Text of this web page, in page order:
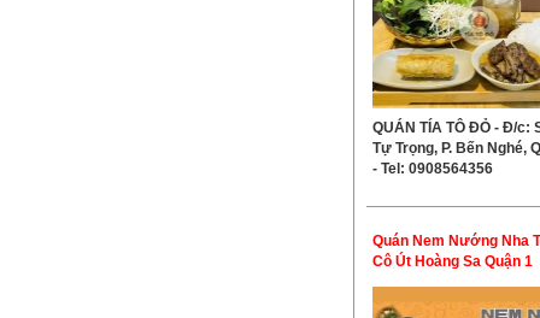
QUÁN TÍA TÔ ĐỎ - Đ/c:
Tự Trọng, P. Bến Nghé,
- Tel: 0908564356
Quán Nem Nướng Nha
Cô Út Hoàng Sa Quận 1